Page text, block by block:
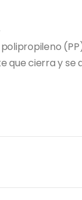
que cierra y se